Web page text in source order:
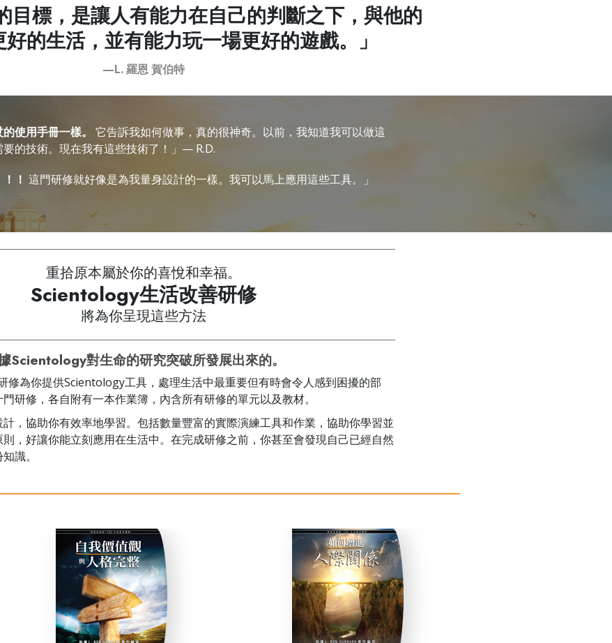
目標，是讓人有能力在自己的判斷之下，與他的
的生活，並有能力玩一場更好的遊戲。」
—L. 羅恩 賀伯特
使用手冊一樣。
它告訴我如何做事，真的很神奇。以前，我知道我可以做這
的技術。 現在我有這些技術了！」 — R.D.
！ 這門研修就好像是為我量身設計的一樣。我可以馬上應用這些工具。」
重拾原本屬於你的喜悅和幸福。
Scientology生活改善研修
將為你呈現這些方法
Scientology對生命的研究突破所發展出來的。
修為你提供Scientology工具，處理生活中最重要但有時會令人感到困擾的部
研修，各自附有一本作業簿，內含所有研修的單元以及教材。
，協助你有效率地學習。包括數量豐富的實際演練工具和作業，協助你學習並
，好讓你能立刻應用在生活中。在完成研修之前，你甚至會發現自己已經自然
識。